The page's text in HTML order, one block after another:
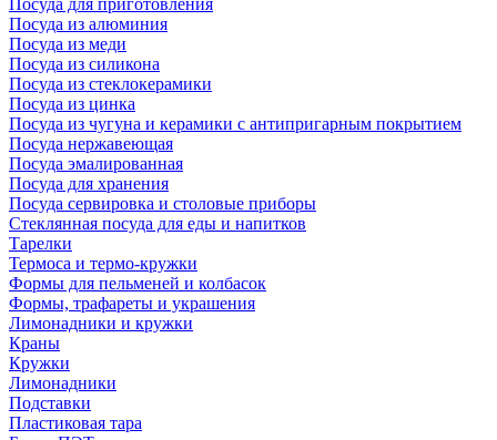
Посуда для приготовления
Посуда из алюминия
Посуда из меди
Посуда из силикона
Посуда из стеклокерамики
Посуда из цинка
Посуда из чугуна и керамики с антипригарным покрытием
Посуда нержавеющая
Посуда эмалированная
Посуда для хранения
Посуда сервировка и столовые приборы
Стеклянная посуда для еды и напитков
Тарелки
Термоса и термо-кружки
Формы для пельменей и колбасок
Формы, трафареты и украшения
Лимонадники и кружки
Краны
Кружки
Лимонадники
Подставки
Пластиковая тара